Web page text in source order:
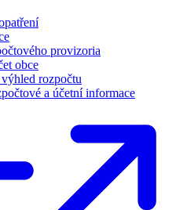
provizoria
obce
rozpočtu
a účetní informace